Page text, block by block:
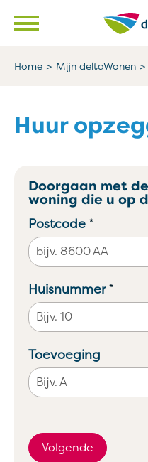
Naar
Ga naar Hoofd
Home Mijn deltaWonen
Huur
Doorgaan met
woning die u op
Postcode *
Huisnummer *
Toevoeging
Volgende